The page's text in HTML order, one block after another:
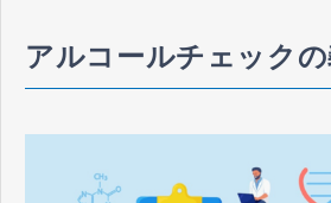
アルコールチェック